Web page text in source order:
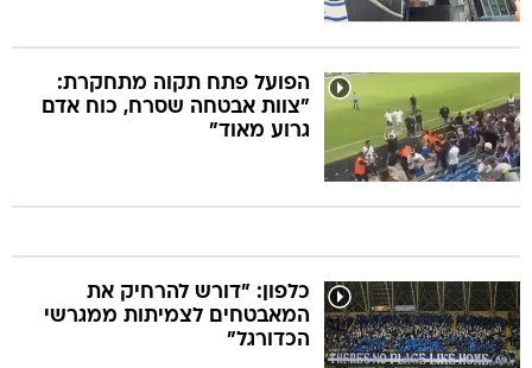
הפועל פתח תקוה מתחקרת:
"צוות אבטחה שסרח, כוח אדם
גרוע מאוד"
כלפון: "דורש להרחיק את
המאבטחים לצמיתות ממגרשי
הכדורגל"